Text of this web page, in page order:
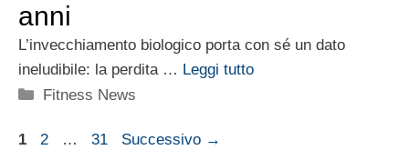
anni
L’invecchiamento biologico porta con sé un dato
ineludibile: la perdita … Leggi tutto
Categorie
Fitness News
Pagina
1 Pagina
2 … Pagina
31 Successivo →